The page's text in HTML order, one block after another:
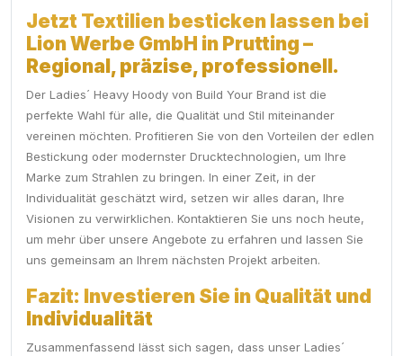
Jetzt Textilien besticken lassen bei
Lion Werbe GmbH in Prutting –
Regional, präzise, professionell.
Der Ladies´ Heavy Hoody von Build Your Brand ist die
perfekte Wahl für alle, die Qualität und Stil miteinander
vereinen möchten. Profitieren Sie von den Vorteilen der edlen
Bestickung oder modernster Drucktechnologien, um Ihre
Marke zum Strahlen zu bringen. In einer Zeit, in der
Individualität geschätzt wird, setzen wir alles daran, Ihre
Visionen zu verwirklichen. Kontaktieren Sie uns noch heute,
um mehr über unsere Angebote zu erfahren und lassen Sie
uns gemeinsam an Ihrem nächsten Projekt arbeiten.
Fazit: Investieren Sie in Qualität und
Individualität
Zusammenfassend lässt sich sagen, dass unser Ladies´